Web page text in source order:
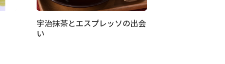
宇治抹茶とエスプレッソの出会
い